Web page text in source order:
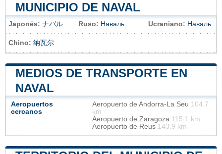
MUNICIPIO DE NAVAL
Japonés: ナバル Ruso: Наваль Ucraniano: Наваль
Chino: 纳瓦尔
MEDIOS DE TRANSPORTE EN
NAVAL
Aeropuertos
cercanos
Aeropuerto de Andorra-La Seu 104.7
km
Aeropuerto de Zaragoza 115.1 km
Aeropuerto de Reus 143.9 km